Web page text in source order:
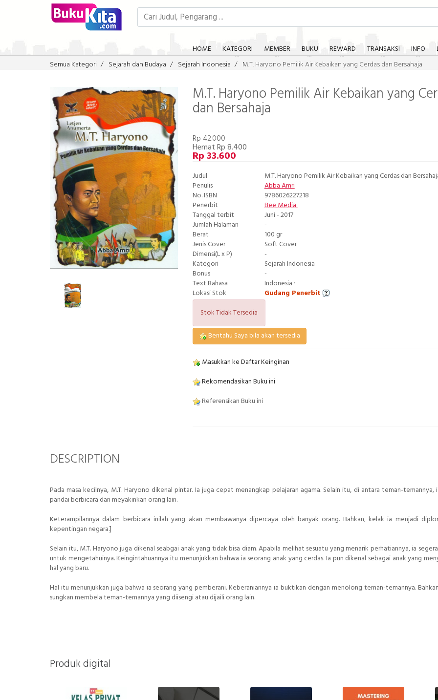
HOME KATEGORI MEMBER BUKU REWARD TRANSAKSI INFO
Semua Kategori
Sejarah dan Budaya Sejarah Indonesia M.T. Haryono Pemilik Air Kebaikan yang Cerdas dan Bersahaja
M.T. Haryono Pemilik Air Kebaikan yang
dan Bersahaja
Rp 42.000
Hemat Rp 8.400
Rp 33.600
Judul
M.T. Haryono Pemilik Air Kebaikan yang Cerdas dan
Penulis
Abba Amri
No. ISBN
9786026227218
Penerbit
Bee Media
Tanggal terbit
Juni - 2017
Jumlah Halaman
-
Berat
100 gr
Jenis Cover
Soft Cover
Dimensi(L x P)
-
Kategori
Sejarah Indonesia
Bonus
-
Text Bahasa
Indonesia ·
Lokasi Stok
Gudang Penerbit
Stok Tidak Tersedia
Beritahu Saya bila akan tersedia
Masukkan ke Daftar Keinginan
Rekomendasikan Buku ini
Referensikan Buku ini
DESCRIPTION
Pada masa kecilnya, M.T. Haryono dikenal pintar. Ia juga cepat menangkap pelajaran agama. Selain itu, di antara teman-temannya,
pandai berbicara dan meyakinkan orang lain.
Keterampilannya dalam berbicara inilah yang akan membawanya dipercaya oleh banyak orang. Bahkan, kelak ia menjadi
kepentingan negara.]
Selain itu, M.T. Haryono juga dikenal seabgai anak yang tidak bisa diam. Apabila melihat sesuatu yang menarik perhatiannya, ia
untuk mengetahuinya. Keingintahuannya itu menunjukkan bahwa ia seorang anak yang cerdas. Ia pun dikenal sebagai anak yang
hal yang baru.
Hal itu menunjukkan juga bahwa ia seorang yang pemberani. Keberaniannya ia buktikan dengan menolong teman-temannya.
sungkan membela teman-temannya yang diisengi atau dijaili orang lain.
Produk digital